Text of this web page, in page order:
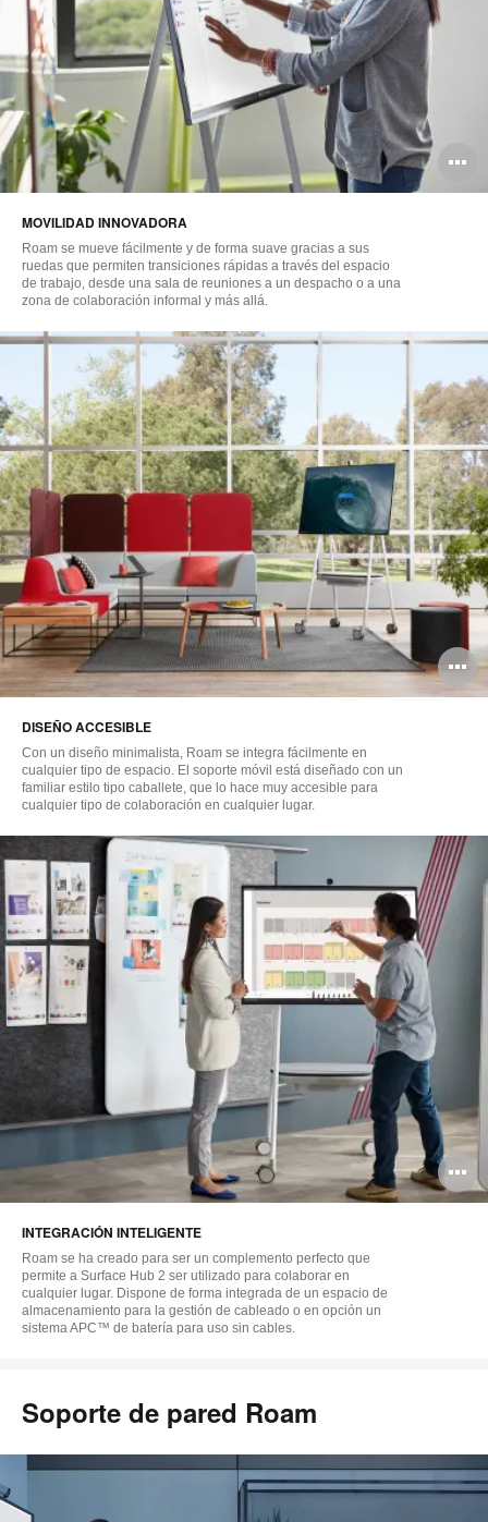
MOVILIDAD INNOVADORA
Roam se mueve fácilmente y de forma suave gracias a sus
ruedas que permiten transiciones rápidas a través del espacio
de trabajo, desde una sala de reuniones a un despacho o a una
zona de colaboración informal y más allá.
DISEÑO ACCESIBLE
Con un diseño minimalista, Roam se integra fácilmente en
cualquier tipo de espacio. El soporte móvil está diseñado con un
familiar estilo tipo caballete, que lo hace muy accesible para
cualquier tipo de colaboración en cualquier lugar.
INTEGRACIÓN INTELIGENTE
Roam se ha creado para ser un complemento perfecto que
permite a Surface Hub 2 ser utilizado para colaborar en
cualquier lugar. Dispone de forma integrada de un espacio de
almacenamiento para la gestión de cableado o en opción un
sistema APC™ de batería para uso sin cables.
Soporte de pared Roam